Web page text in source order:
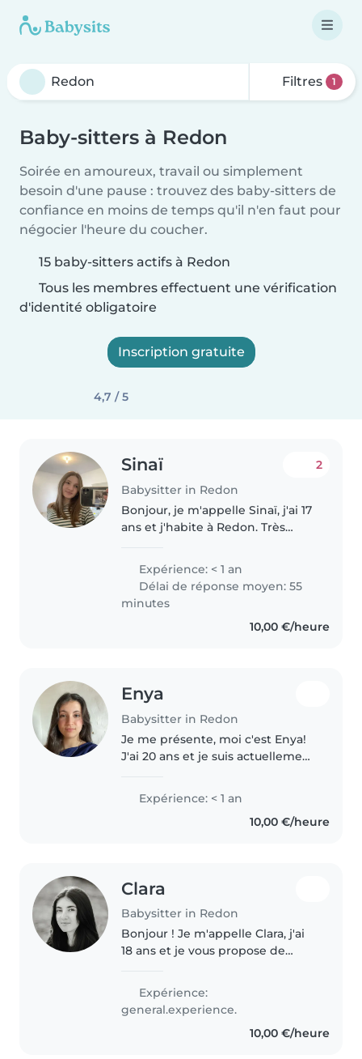
Filtres 1
Baby-sitters à Redon
Soirée en amoureux, travail ou simplement
besoin d'une pause : trouvez des baby-sitters de
confiance en moins de temps qu'il n'en faut pour
négocier l'heure du coucher.
15 baby-sitters actifs à Redon
Tous les membres effectuent une vérification
d'identité obligatoire
Inscription gratuite
4,7 / 5
Sinaï
Babysitter in Redon
2
Bonjour, je m'appelle Sinaï, j'ai 17
ans et j'habite à Redon. Très
facilement selon vos besoins
(semaine, week-end, journées ou
soirées). J'aime passer..
Expérience: < 1 an
Délai de réponse moyen: 55
minutes
10,00 €/heure
Enya
Babysitter in Redon
Je me présente, moi c'est Enya!
J'ai 20 ans et je suis actuellement
m'a permis d'acquérir de
l'expérience auprès d'enfants..
Expérience: < 1 an
10,00 €/heure
Clara
Babysitter in Redon
Bonjour ! Je m'appelle Clara, j'ai
18 ans et je vous propose de
enthousiasme et soin pendant
les vacances d'été. Ayant un bac
STD2A (design et arts
Expérience:
general.experience.
10,00 €/heure